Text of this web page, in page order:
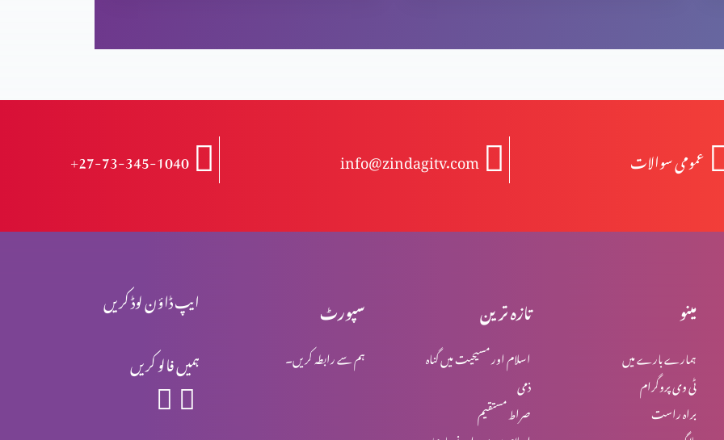
+27-73-345-1040 info@zindagitv.com عمومی سوالات
ایپ ڈاؤن لوڈ کریں
ہمیں فالو کریں
سپورٹ
ہم سے رابطہ کریں۔
تازہ ترین
اسلام اور مسیحیت میں گناہ
ذمی
صراط مستقیم
مینو
ہمارے بارے میں
ٹی وی پروگرام
براہ راست